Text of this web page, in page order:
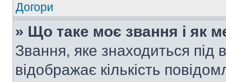
Догори
» Що таке моє звання і як
Звання, яке знаходиться
відображає кількість